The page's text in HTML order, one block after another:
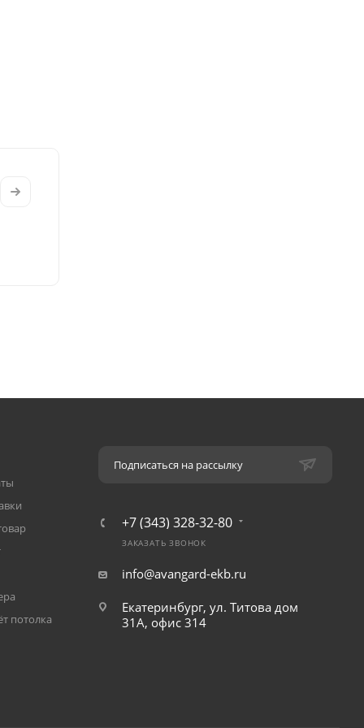
потолка
Подписаться на рассылку
+7 (343) 328-32-80
ЗАКАЗАТЬ ЗВОНОК
info@avangard-ekb.ru
Екатеринбург, ул. Титова дом
31A, офис 314